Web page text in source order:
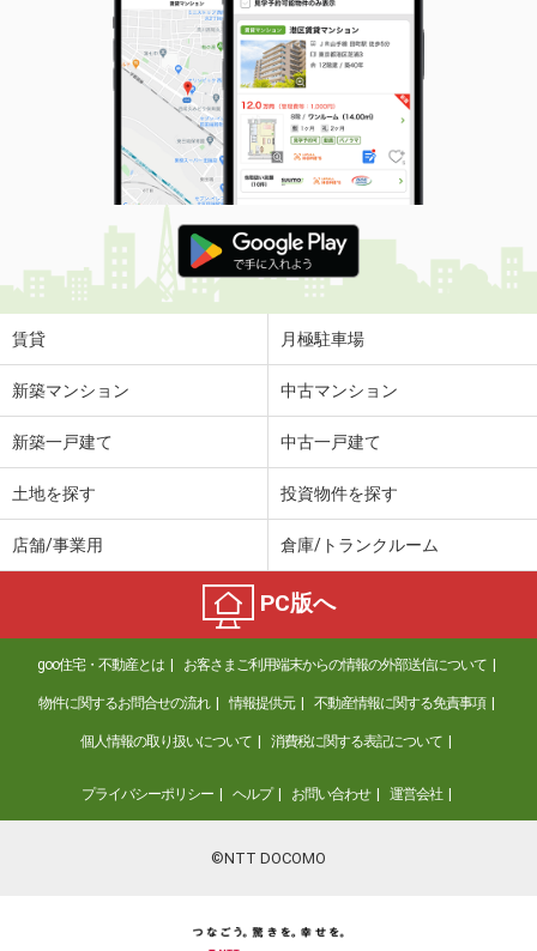
宮城県宮城郡利府町青山２
価 格
2,880万円
住 所
宮城県宮城郡利府町青山２
建物面積 126.69m²
土地面積 216.94m²
宮城県黒川郡大和町吉岡南１
価 格
1,250万円
住 所
宮城県黒川郡大和町吉岡南１
建物面積
155.42m²
宮城県角田市高倉字新町
129.39m²
3,980万円
住 所
宮城県黒川郡大和町しあわせの杜
建物面積 108.48m²
土地面積
203.19m²
宮城県名取市愛島郷１
価 格
3,780万円
住 所
宮城県名取市愛島郷１
129.21m²
宮城県名取市愛の杜１
賃貸 月極駐車場
新築マンション 中古マンション
新築一戸建て 中古一戸建て
土地を探す 投資物件を探す
店舗/事業用 倉庫/トランクルーム
PC版へ
goo住宅・不動産とは お客さまご利用端末からの情報の外部送信について
物件に関するお問合せの流れ 情報提供元 不動産情報に関する免責事項
個人情報の取り扱いについて 消費税に関する表記について
プライバシーポリシー ヘルプ お問い合わせ 運営会社
©NTT DOCOMO